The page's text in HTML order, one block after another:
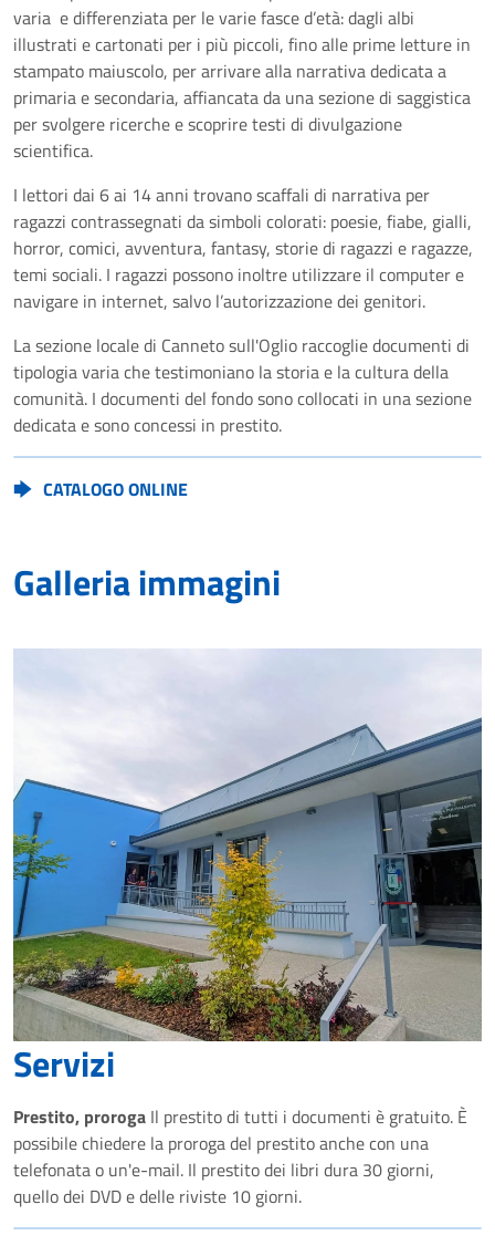
varia e differenziata per le varie fasce d’età: dagli albi
illustrati e cartonati per i più piccoli, fino alle prime letture in
stampato maiuscolo, per arrivare alla narrativa dedicata a
primaria e secondaria, affiancata da una sezione di saggistica
per svolgere ricerche e scoprire testi di divulgazione
scientifica.
I lettori dai 6 ai 14 anni trovano scaffali di narrativa per
ragazzi contrassegnati da simboli colorati: poesie, fiabe, gialli,
horror, comici, avventura, fantasy, storie di ragazzi e ragazze,
temi sociali. I ragazzi possono inoltre utilizzare il computer e
navigare in internet, salvo l’autorizzazione dei genitori.
La sezione locale di Canneto sull'Oglio raccoglie documenti di
tipologia varia che testimoniano la storia e la cultura della
comunità. I documenti del fondo sono collocati in una sezione
dedicata e sono concessi in prestito.
CATALOGO ONLINE
Galleria immagini
Servizi
Prestito, proroga Il prestito di tutti i documenti è gratuito. È
possibile chiedere la proroga del prestito anche con una
telefonata o un'e-mail. Il prestito dei libri dura 30 giorni,
quello dei DVD e delle riviste 10 giorni.